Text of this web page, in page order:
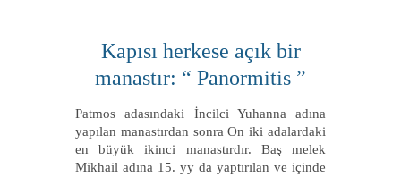
Kapısı herkese açık bir
manastır: “ Panormitis ”
Patmos adasındaki İncilci Yuhanna adına
yapılan manastırdan sonra On iki adalardaki
en büyük ikinci manastırdır. Baş melek
Mikhail adına 15. yy da yaptırılan ve içinde